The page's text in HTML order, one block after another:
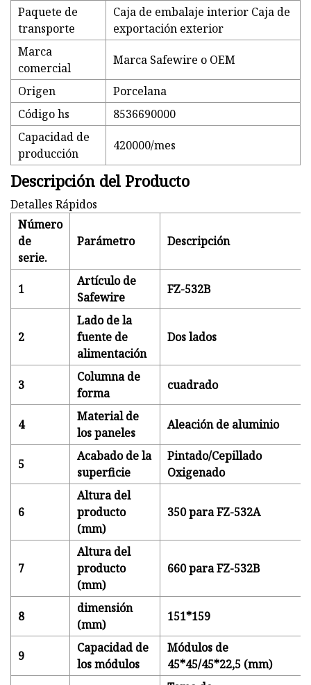
Paquete de
transporte
Caja de embalaje interior Caja de
exportación exterior
Marca
comercial
Marca Safewire o OEM
Origen
Porcelana
Código hs
8536690000
Capacidad de
producción
420000/mes
Descripción del Producto
Detalles Rápidos
Número
de
serie.
Parámetro Descripción
1
Artículo de
Safewire
FZ-532B
2
Lado de la
fuente de
alimentación
Dos lados
3
Columna de
forma
cuadrado
4
Material de
los paneles
Aleación de aluminio
5
Acabado de la
superficie
Pintado/Cepillado
Oxigenado
6
Altura del
producto
(mm)
350 para FZ-532A
7
Altura del
producto
(mm)
660 para FZ-532B
8
dimensión
(mm)
151*159
9
Capacidad de
los módulos
Módulos de
45*45/45*22,5 (mm)